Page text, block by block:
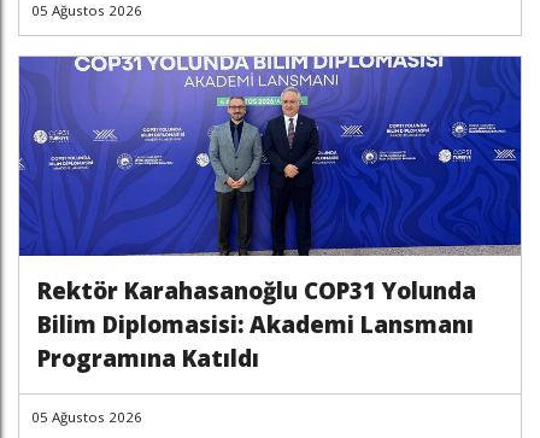
05 Ağustos 2026
Rektör Karahasanoğlu COP31 Yolunda
Bilim Diplomasisi: Akademi Lansmanı
Programına Katıldı
05 Ağustos 2026